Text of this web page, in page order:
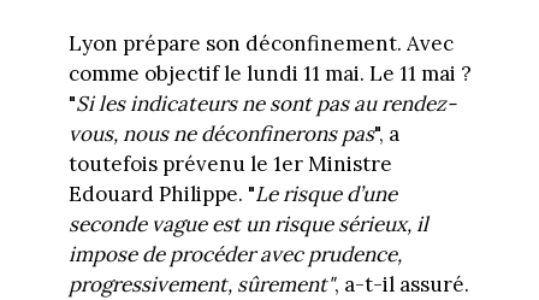
Lyon prépare son déconfinement. Avec
comme objectif le lundi 11 mai. Le 11 mai ?
"Si les indicateurs ne sont pas au rendez-
vous, nous ne déconfinerons pas", a
toutefois prévenu le 1er Ministre
Edouard Philippe. "Le risque d’une
seconde vague est un risque sérieux, il
impose de procéder avec prudence,
progressivement, sûrement", a-t-il assuré.